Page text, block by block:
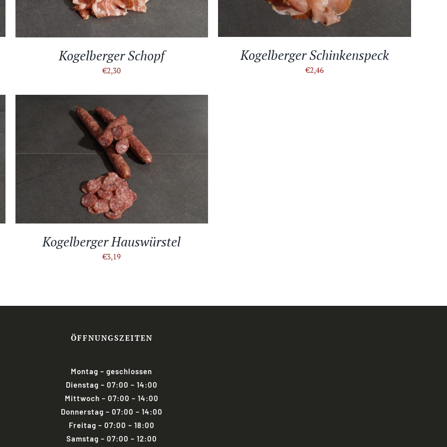
Kogelberger Schopf
€2,30
Kogelberger Schinkenspeck
€2,46
IN DEN WARENKORB / DETAILS
Kogelberger Hauswürstel
€3,19
ÖFFNUNGSZEITEN
Montag – geschlossen
Dienstag – 07:00 – 14:00
Mittwoch – 07:00 – 14:00
Donnerstag – 07:00 – 14:00
Freitag – 07:00 – 18:00
Samstag – 07:00 – 12:00